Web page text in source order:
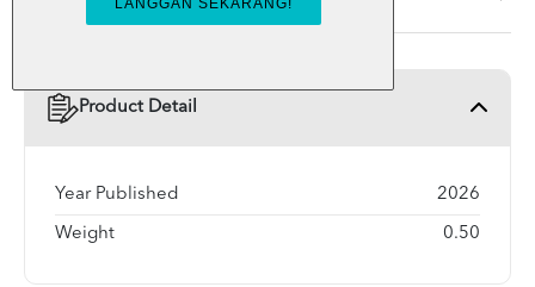
Product Detail
Year Published 2026
Weight 0.50